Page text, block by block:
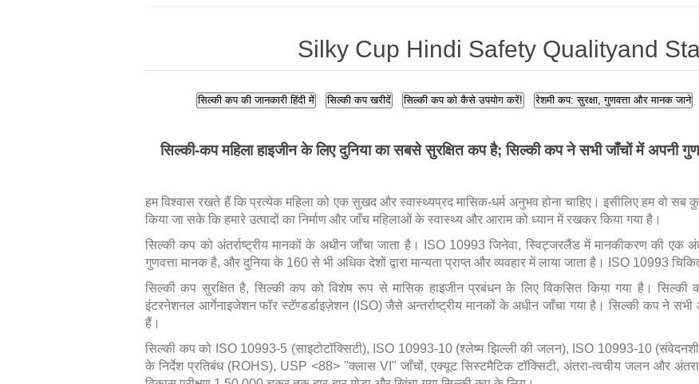
Silky Cup Hindi Safety Qualityand
सिल्की कप की जानकारी हिंदी में सिल्की कप खरीदें सिल्की कप को कैसे उपयोग करें! रेशमी कप: सुरक्षा, गुणवत्ता और मानक जाने
सिल्की-कप महिला हाइजीन के लिए दुनिया का सबसे सुरक्षित कप है; सिल्की कप ने सभी जाँचों में अपनी
हम विश्वास रखते हैं कि प्रत्येक महिला को एक सुखद और स्वास्थ्यप्रद मासिक-धर्म अनुभव होना चाहिए। इसीलिए हम वो
किया जा सके कि हमारे उत्पादों का निर्माण और जाँच महिलाओं के स्वास्थ्य और आराम को ध्यान में रखकर किया गया है।
सिल्की कप को अंतर्राष्ट्रीय मानकों के अधीन जाँचा जाता है। ISO 10993 जिनेवा, स्विट्जरलैंड में मानकीकरण की एक
गुणवत्ता मानक है, और दुनिया के 160 से भी अधिक देशों द्वारा मान्यता प्राप्त और व्यवहार में लाया जाता है। ISO 10993
सिल्की कप सुरक्षित है, सिल्की कप को विशेष रूप से मासिक हाइजीन प्रबंधन के लिए विकसित किया गया है। सिल्की
इंटरनेशनल आर्गेनाइजेशन फॉर स्टॅण्डर्डाइज़ेशन (ISO) जैसे अन्तर्राष्ट्रीय मानकों के अधीन जाँचा गया है। सिल्की कप ने
हैं।
सिल्की कप को ISO 10993-5 (साइटोटॉक्सिटी), ISO 10993-10 (श्लेष्म झिल्ली की जलन), ISO 10993-10
के निर्देश प्रतिबंध (ROHS), USP <88> "क्लास VI" जाँचों, एक्यूट सिस्टमैटिक टॉक्सिटी, अंतरा-त्वचीय जलन और